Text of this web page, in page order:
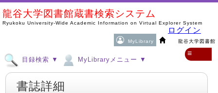
龍谷大学図書館蔵書検索システム
Ryukoku University-Wide Academic Information on Virtual Explorer System
MyLibrary 龍谷大学図書館
ログイン
目録検索 ▼ MyLibraryメニュー ▼
≡
書誌詳細